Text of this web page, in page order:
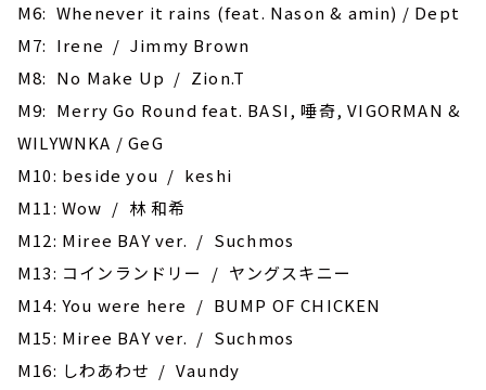
M6: Whenever it rains (feat. Nason & amin) / Dept
M7: Irene / Jimmy Brown
M8: No Make Up / Zion.T
M9: Merry Go Round feat. BASI, 唾奇, VIGORMAN &
WILYWNKA / GeG
M10: beside you / keshi
M11: Wow / 林 和希
M12: Miree BAY ver. / Suchmos
M13: コインランドリー / ヤングスキニー
M14: You were here / BUMP OF CHICKEN
M15: Miree BAY ver. / Suchmos
M16: しわあわせ / Vaundy